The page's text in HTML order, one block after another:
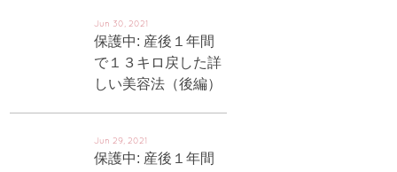
Jun 30, 2021
保護中: 産後１年間
で１３キロ戻した詳
しい美容法（後編）
Jun 29, 2021
保護中: 産後１年間